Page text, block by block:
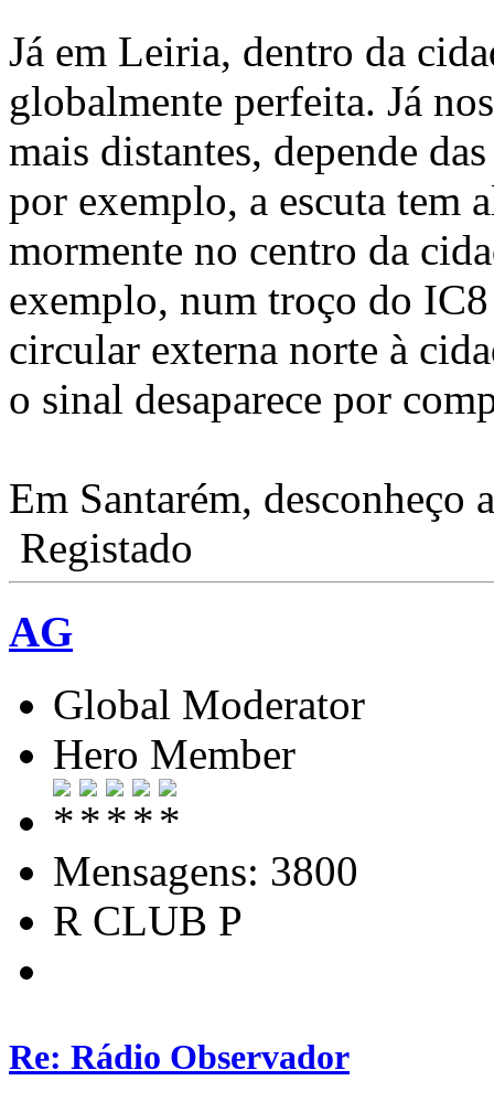
Já em Leiria, dentro da
globalmente perfeita. Já
mais distantes, depende
por exemplo, a escuta tem
mormente no centro da
exemplo, num troço do
circular externa norte à
o sinal desaparece por
Em Santarém, desconheço
Registado
AG
Global Moderator
Hero Member
Mensagens: 3800
R CLUB P
Re: Rádio Observador